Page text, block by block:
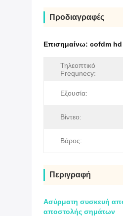
Προδιαγραφές
Επισημαίνω: cofdm
Τηλεοπτικό
Frequnecy:
Εξουσία:
Βίντεο:
Βάρος:
Περιγραφή
Ασύρματη συσκευή
αποστολής σημάτων